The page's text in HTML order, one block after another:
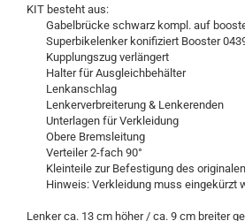
KIT besteht aus:
Gabelbrücke schwarz kompl. auf
Superbikelenker konifiziert Booster
Kupplungszug verlängert
Halter für Ausgleichbehälter
Lenkanschlag
Lenkerverbreiterung & Lenkerenden
Unterlagen für Verkleidung
Obere Bremsleitung
Verteiler 2-fach 90°
Kleinteile zur Befestigung des
Hinweis: Verkleidung muss eingekürzt
Lenker ca. 13 cm höher / ca. 9 cm breiter